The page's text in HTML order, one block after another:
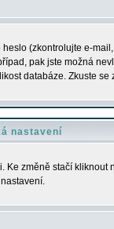
(zkontrolujte e-
pak jste možná
databáze. Zkuste
nastavení
Ke změně stačí kliknout